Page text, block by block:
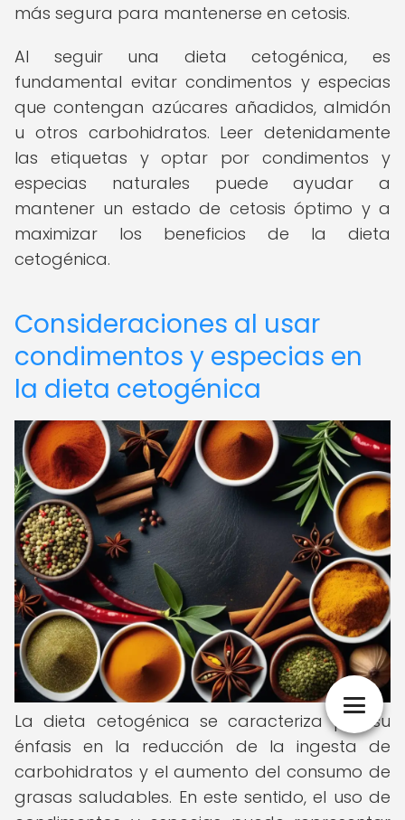
más segura para mantenerse en cetosis.
Al seguir una dieta cetogénica, es
fundamental evitar condimentos y especias
que contengan azúcares añadidos, almidón
u otros carbohidratos. Leer detenidamente
las etiquetas y optar por condimentos y
especias naturales puede ayudar a
mantener un estado de cetosis óptimo y a
maximizar los beneficios de la dieta
cetogénica.
Consideraciones al usar
condimentos y especias en
la dieta cetogénica
La dieta cetogénica se caracteriza por su
énfasis en la reducción de la ingesta de
carbohidratos y el aumento del consumo de
grasas saludables. En este sentido, el uso de